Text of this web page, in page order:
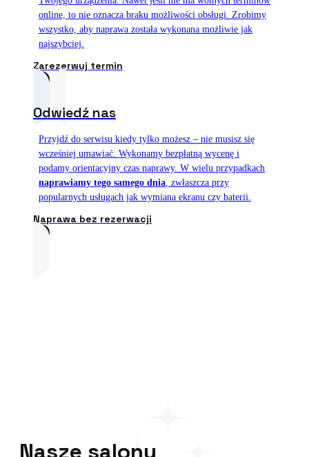
online, to nie oznacza braku możliwości obsługi. Zrobimy
wszystko, aby naprawa została wykonana możliwie jak
najszybciej.
Zarezerwuj termin
Odwiedź nas
Przyjdź do serwisu kiedy tylko możesz – nie musisz się
wcześniej umawiać. Wykonamy bezpłatną wycenę i
podamy orientacyjny czas naprawy. W wielu przypadkach
naprawiamy tego samego dnia , zwłaszcza przy
popularnych usługach jak wymiana ekranu czy baterii.
Naprawa bez rezerwacji